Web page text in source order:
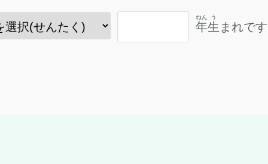
年
ねん
生
う
まれで